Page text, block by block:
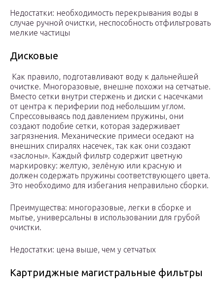
Недостатки: необходимость перекрывания воды в
случае ручной очистки, неспособность отфильтровать
мелкие частицы
Дисковые
Как правило, подготавливают воду к дальнейшей
очистке. Многоразовые, внешне похожи на сетчатые.
Вместо сетки внутри стержень и диски с насечками
от центра к периферии под небольшим углом.
Спрессовываясь под давлением пружины, они
создают подобие сетки, которая задерживает
загрязнения. Механические примеси оседают на
внешних спиралях насечек, так как они создают
«заслоны». Каждый фильтр содержит цветную
маркировку: желтую, зелёную или красную и
должен содержать пружины соответствующего цвета.
Это необходимо для избегания неправильно сборки.
Преимущества: многоразовые, легки в сборке и
мытье, универсальны в использовании для грубой
очистки.
Недостатки: цена выше, чем у сетчатых
Картриджные магистральные фильтры